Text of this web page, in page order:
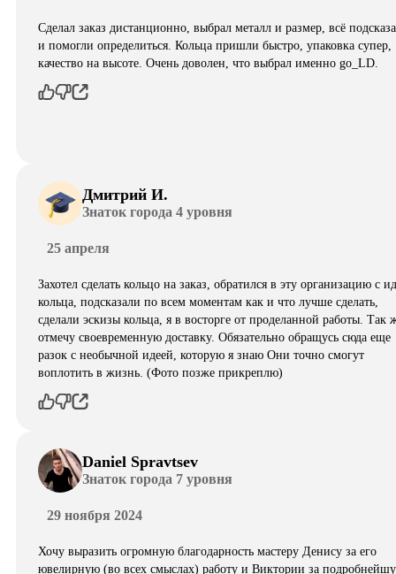
Сделал заказ дистанционно, выбрал металл и размер, всё
и помогли определиться. Кольца пришли быстро, упаковка супер,
качество на высоте. Очень доволен, что выбрал именно go_LD.
Дмитрий И.
Знаток города 4 уровня
25 апреля
Захотел сделать кольцо на заказ, обратился в эту организацию с
кольца, подсказали по всем моментам как и что лучше сделать,
сделали эскизы кольца, я в восторге от проделанной работы. Так
отмечу своевременную доставку. Обязательно обращусь сюда еще
разок с необычной идеей, которую я знаю Они точно смогут
воплотить в жизнь. (Фото позже прикреплю)
Daniel Spravtsev
Знаток города 7 уровня
29 ноября 2024
Хочу выразить огромную благодарность мастеру Денису за его
ювелирную (во всех смыслах) работу и Виктории за